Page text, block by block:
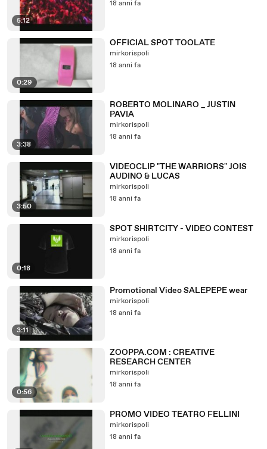
5:12
18 anni fa
0:29
OFFICIAL SPOT TOOLATE
mirkorispoli
18 anni fa
3:38
ROBERTO MOLINARO _ JUSTIN
PAVIA
mirkorispoli
18 anni fa
3:50
VIDEOCLIP "THE WARRIORS" JOIS
AUDINO & LUCAS
mirkorispoli
18 anni fa
0:18
SPOT SHIRTCITY - VIDEO CONTEST
mirkorispoli
18 anni fa
3:11
Promotional Video SALEPEPE wear
mirkorispoli
18 anni fa
0:56
ZOOPPA.COM : CREATIVE
RESEARCH CENTER
mirkorispoli
18 anni fa
PROMO VIDEO TEATRO FELLINI
mirkorispoli
18 anni fa